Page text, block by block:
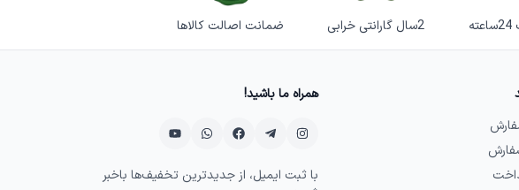
2سال گارانتی خرابی ضمانت اصالت کالاها
همراه ما باشید!
با ثبت ایمیل، از جدیدترین تخفیف‌ها باخبر